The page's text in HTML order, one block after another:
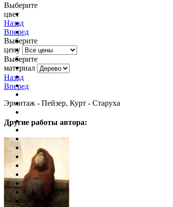
Выберите
цвет
Назад
Вперед
Выберите
цену
Выберите
материал
Назад
Вперед
Эрмитаж - Пейзер, Курт - Старуха
Другие работы автора: